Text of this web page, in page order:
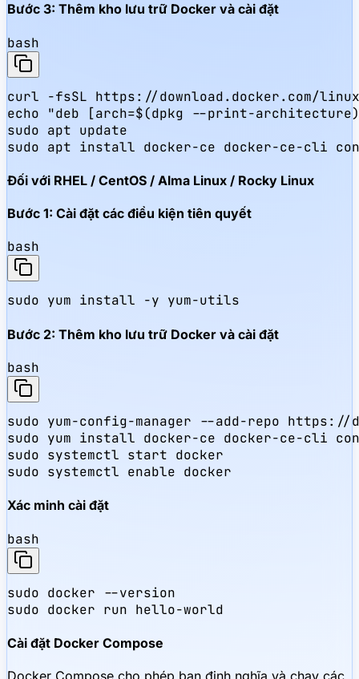
Bước 3: Thêm kho lưu trữ Docker và cài đặt
bash
curl -fsSL https://download.docker.com/
echo "deb [arch=$(dpkg --print-
sudo apt update
sudo apt install docker-ce docker-ce-cli
Đối với RHEL / CentOS / Alma Linux / Rocky Linux
Bước 1: Cài đặt các điều kiện tiên quyết
bash
sudo yum install -y yum-utils
Bước 2: Thêm kho lưu trữ Docker và cài đặt
bash
sudo yum-config-manager --add-repo https://
sudo yum install docker-ce docker-ce-cli
sudo systemctl start docker
sudo systemctl enable docker
Xác minh cài đặt
bash
sudo docker --version
sudo docker run hello-world
Cài đặt Docker Compose